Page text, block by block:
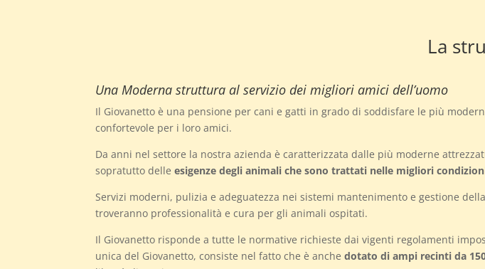
La
Una Moderna struttura al servizio dei migliori amici dell’uomo
Il Giovanetto è una pensione per cani e gatti in grado di soddisfare le più
confortevole per i loro amici.
Da anni nel settore la nostra azienda è caratterizzata dalle più moderne
sopratutto delleesigenze degli animali che sono trattati nelle migliori
Servizi moderni, pulizia e adeguatezza nei sistemi mantenimento e gestione
troveranno professionalità e cura per gli animali ospitati.
Il Giovanetto risponde a tutte le normative richieste dai vigenti regolamenti
unica del Giovanetto, consiste nel fatto che è anchedotato di ampi recinti da